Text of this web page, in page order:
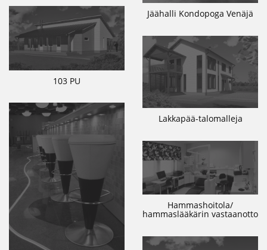
Jäähalli Kondopoga Venäjä
103 PU
Lakkapää-talomalleja
Hammashoitola/
hammaslääkärin vastaanotto